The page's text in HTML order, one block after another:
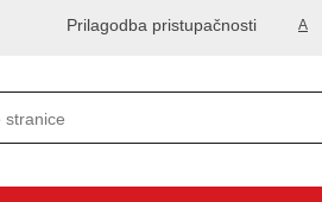
A
Prilagodba pristupačnosti